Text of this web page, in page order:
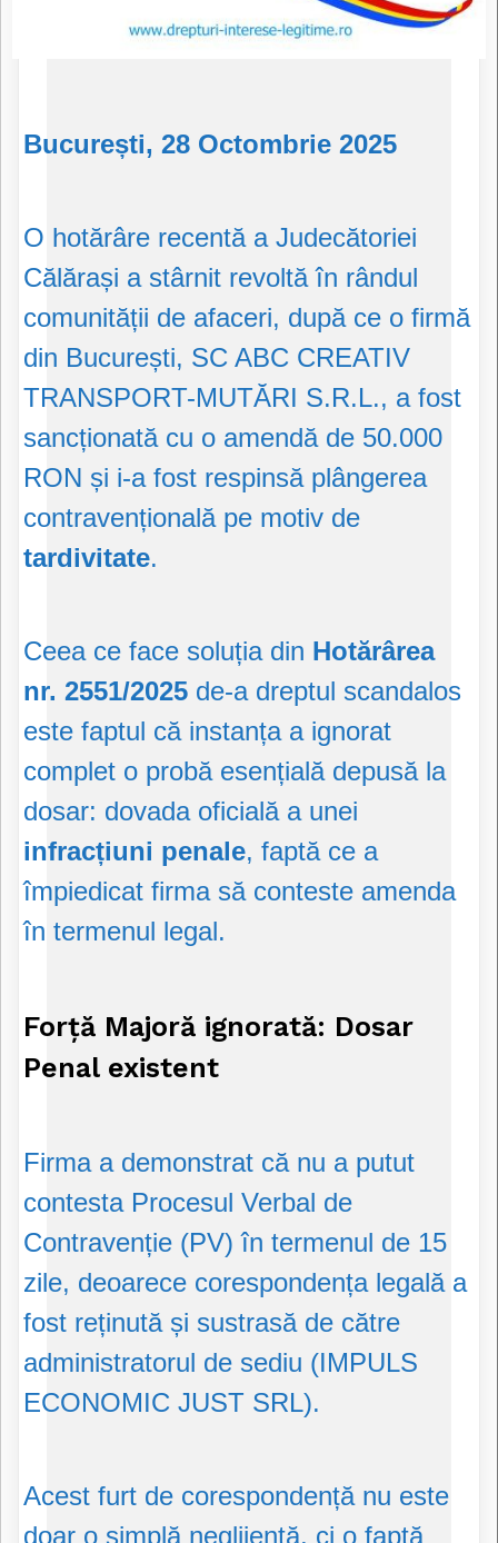
București, 28 Octombrie 2025
O hotărâre recentă a Judecătoriei
Călărași a stârnit revoltă în rândul
comunității de afaceri, după ce o firmă
din București, SC ABC CREATIV
TRANSPORT-MUTĂRI S.R.L., a fost
sancționată cu o amendă de 50.000
RON și i-a fost respinsă plângerea
contravențională pe motiv de
tardivitate.
Ceea ce face soluția din Hotărârea
nr. 2551/2025 de-a dreptul scandalos
este faptul că instanța a ignorat
complet o probă esențială depusă la
dosar: dovada oficială a unei
infracțiuni penale, faptă ce a
împiedicat firma să conteste amenda
în termenul legal.
Forță Majoră ignorată: Dosar
Penal existent
Firma a demonstrat că nu a putut
contesta Procesul Verbal de
Contravenție (PV) în termenul de 15
zile, deoarece corespondența legală a
fost reținută și sustrasă de către
administratorul de sediu (IMPULS
ECONOMIC JUST SRL).
Acest furt de corespondență nu este
doar o simplă neglijență, ci o faptă